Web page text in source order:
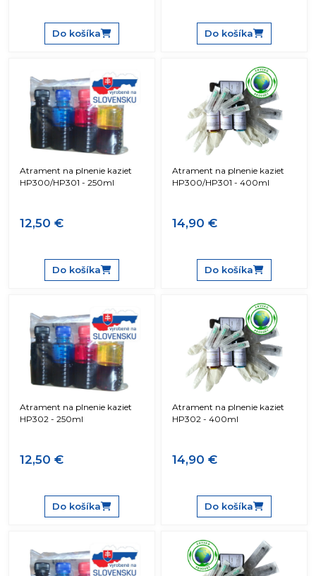
Do košíka Do košíka
Atrament na plnenie kaziet
HP300/HP301 - 250ml
12,50 €
Do košíka
Atrament na plnenie kaziet
HP300/HP301 - 400ml
14,90 €
Do košíka
Atrament na plnenie kaziet
HP302 - 250ml
12,50 €
Do košíka
Atrament na plnenie kaziet
HP302 - 400ml
14,90 €
Do košíka